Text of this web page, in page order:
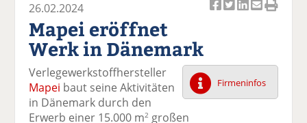
el
a
uf
el
t
wi
el
a
uf
el
p
er
el
D
ru
26.02.2024
Mapei eröffnet
Werk in Dänemark
Firmeninfos
Verlegewerkstoffhersteller
Mapei baut seine Aktivitäten
in Dänemark durch den
Erwerb einer 15.000 m2 großen